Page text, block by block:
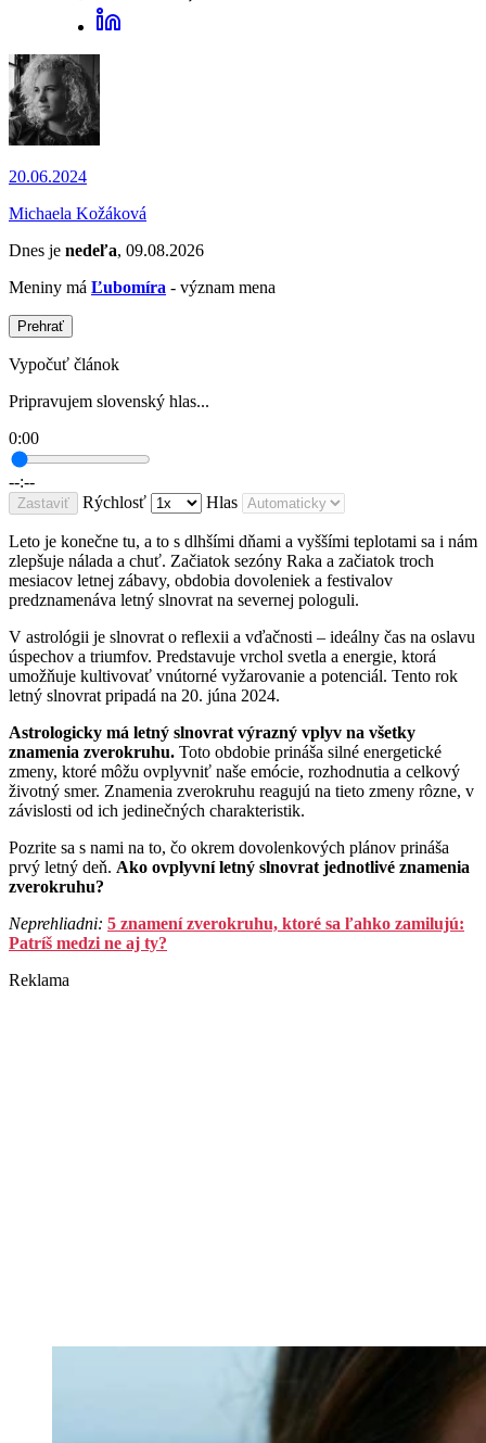
20.06.2024
Michaela Kožáková
Dnes je nedeľa, 09.08.2026
Meniny má Ľubomíra - význam mena
Prehrať
Vypočuť článok
Pripravujem slovenský hlas...
0:00
--:--
Zastaviť Rýchlosť Hlas
Leto je konečne tu, a to s dlhšími dňami a vyššími teplotami sa i nám
zlepšuje nálada a chuť. Začiatok sezóny Raka a začiatok troch
mesiacov letnej zábavy, obdobia dovoleniek a festivalov
predznamenáva letný slnovrat na severnej pologuli.
V astrológii je slnovrat o reflexii a vďačnosti – ideálny čas na oslavu
úspechov a triumfov. Predstavuje vrchol svetla a energie, ktorá
umožňuje kultivovať vnútorné vyžarovanie a potenciál. Tento rok
letný slnovrat pripadá na 20. júna 2024.
Astrologicky má letný slnovrat výrazný vplyv na všetky
znamenia zverokruhu. Toto obdobie prináša silné energetické
zmeny, ktoré môžu ovplyvniť naše emócie, rozhodnutia a celkový
životný smer. Znamenia zverokruhu reagujú na tieto zmeny rôzne, v
závislosti od ich jedinečných charakteristik.
Pozrite sa s nami na to, čo okrem dovolenkových plánov prináša
prvý letný deň. Ako ovplyvní letný slnovrat jednotlivé znamenia
zverokruhu?
Neprehliadni: 5 znamení zverokruhu, ktoré sa ľahko zamilujú:
Patríš medzi ne aj ty?
Reklama